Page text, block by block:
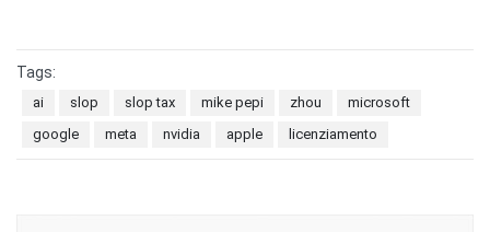
Tags:
ai slop slop tax mike pepi zhou
microsoft
google
meta nvidia apple licenziamento